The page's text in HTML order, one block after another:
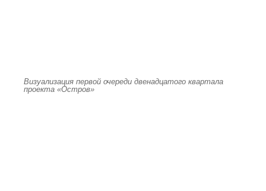
Визуализация первой очереди двенадцатого квартала
проекта «Остров»